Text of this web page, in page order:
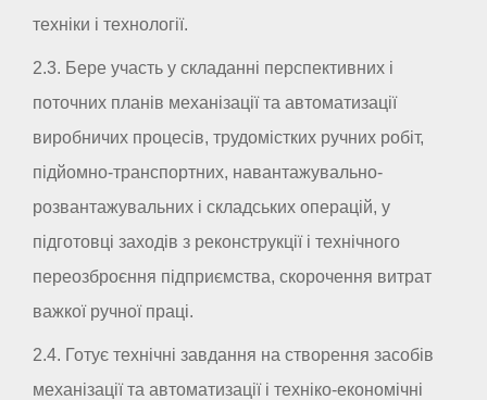
техніки і технології.
2.3. Бере участь у складанні перспективних і
поточних планів механізації та автоматизації
виробничих процесів, трудомістких ручних робіт,
підйомно-транспортних, навантажувально-
розвантажувальних і складських операцій, у
підготовці заходів з реконструкції і технічного
переозброєння підприємства, скорочення витрат
важкої ручної праці.
2.4. Готує технічні завдання на створення засобів
механізації та автоматизації і техніко-економічні